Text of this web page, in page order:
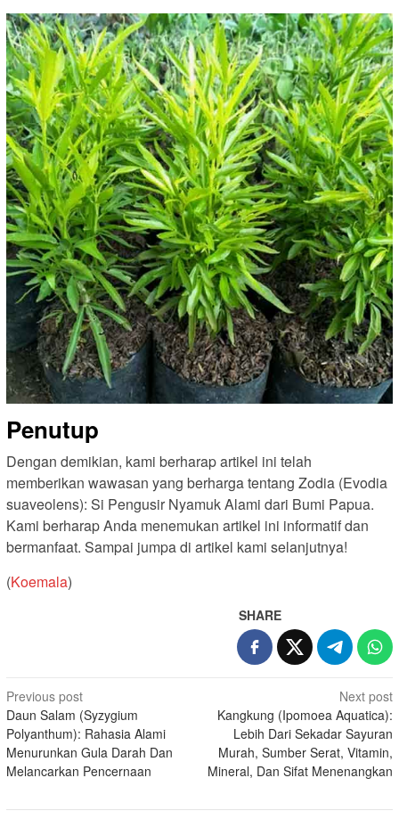
Penutup
Dengan demikian, kami berharap artikel ini telah
memberikan wawasan yang berharga tentang Zodia (Evodia
suaveolens): Si Pengusir Nyamuk Alami dari Bumi Papua.
Kami berharap Anda menemukan artikel ini informatif dan
bermanfaat. Sampai jumpa di artikel kami selanjutnya!
(Koemala)
SHARE
Post
navigation
Previous post
Daun Salam (Syzygium
Polyanthum): Rahasia Alami
Menurunkan Gula Darah Dan
Melancarkan Pencernaan
Next post
Kangkung (Ipomoea Aquatica):
Lebih Dari Sekadar Sayuran
Murah, Sumber Serat, Vitamin,
Mineral, Dan Sifat Menenangkan